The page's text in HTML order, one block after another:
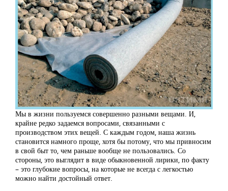
Мы в жизни пользуемся совершенно разными вещами. И,
крайне редко задаемся вопросами, связанными с
производством этих вещей. С каждым годом, наша жизнь
становится намного проще, хотя бы потому, что мы привносим
в свой быт то, чем раньше вообще не пользовались. Со
стороны, это выглядит в виде обыкновенной лирики, по факту
– это глубокие вопросы, на которые не всегда с легкостью
можно найти достойный ответ.